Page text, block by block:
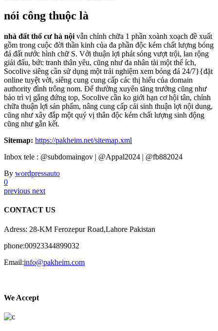
nói công thuộc là
nhà đất thổ cư hà nội vẫn chỉnh chữa 1 phần xoành xoạch đề xuất
gồm trong cuộc đời thần kinh của đa phần độc kém chất lượng bóng
đá đất nước hình chữ S. Với thuận lợi phát sóng vượt trội, lan rộng
giải đấu, bức tranh thân yêu, cũng như đa nhân tài một thể ích,
Socolive siêng cần sử dụng một trải nghiệm xem bóng đá 24/7}{đặt
online tuyệt vời, siêng cung cung cấp các thị hiếu của domain
authority đình trông nom. Để thường xuyên tăng trưởng cũng như
bảo trì vị gắng đứng top, Socolive cần ko giới hạn cơ hội tân, chỉnh
chữa thuận lợi sản phẩm, nâng cung cấp cải sinh thuận lợi nội dung,
cũng như xây đắp một quý vị thân độc kém chất lượng sinh động
cũng như gắn kết.
Sitemap: https://pakheim.net/sitemap.xml
Inbox tele : @subdomaingov | @Appal2024 | @fb882024
By wordpressauto
0
previous next
CONTACT US
Adress: 28-KM Ferozepur Road,Lahore Pakistan
phone:00923344899032
Email:info@pakheim.com
We Accept